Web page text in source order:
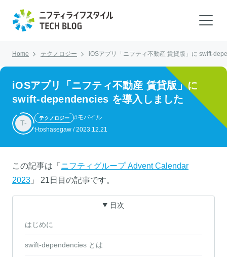
Home テクノロジー iOSアプリ「ニフティ不動産 賃貸版」に swift-
iOSアプリ「ニフティ不動産 賃貸版」に
swift-dependencies を導入しました
T-
テクノロジー
#モバイル
t-toshasegaw / 2023.12.21
この記事は「 ニフティグループ Advent Calendar
2023 」 21日目の記事です。
目次
はじめに
swift-dependencies とは